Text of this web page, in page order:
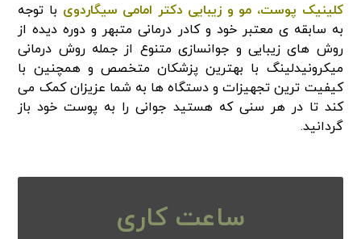
کلینیک پوست، مو و زیبایی دکتر امامی سیگاردوی با توجه
به سابقه ی معتبر خود و کادر درمانی متبهر و دوره دیده از
روش های زیبایی و جوانسازی متنوع از جمله روش درمانی
میکرونیدلینگ با بهترین پزشکان متخصص و همچنین با
کیفیت ترین تجهیزات و دستگاه ها به شما عزیزان کمک‌‌ می
کند تا در هر سنی که هستید جوانی را به پوست خود باز
گردانید.
ساعت کاری